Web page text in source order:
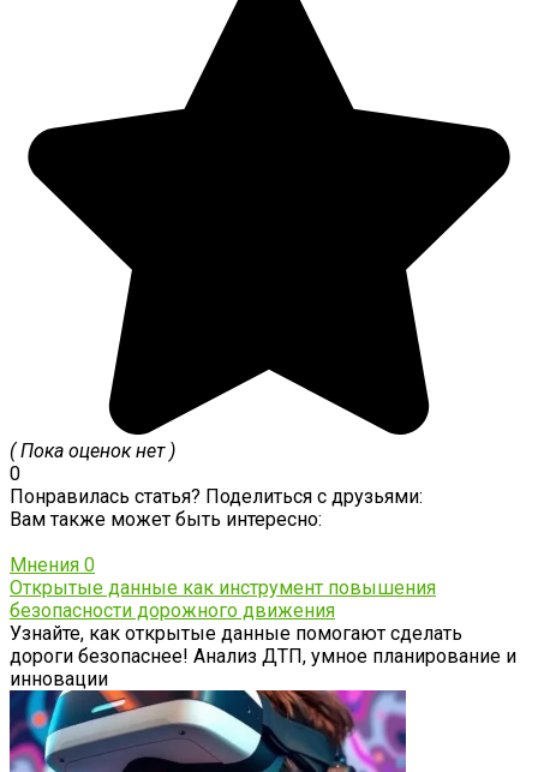
( Пока оценок нет )
0
Понравилась статья? Поделиться с друзьями:
Вам также может быть интересно:
Мнения 0
Открытые данные как инструмент повышения
безопасности дорожного движения
Узнайте, как открытые данные помогают сделать
дороги безопаснее! Анализ ДТП, умное планирование и
инновации